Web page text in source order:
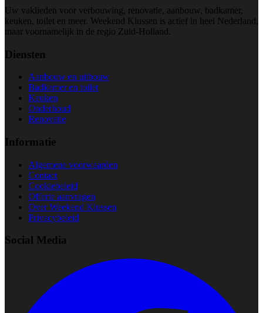
Uw vaklieden voor verbouwing, renovatie, aanbouw, badkamer,
keuken, toilet en meer. Weekend Klussen is actief in heel Nederland,
maar voornamelijk in de regio Zuid-Holland.
Diensten
Aanbouw en uitbouw
Badkamer en toilet
Keuken
Onderhoud
Renovatie
Informatie
Algemene voorwaarden
Contact
Cookiebeleid
Offerte aanvragen
Over Weekend Klussen
Privacybeleid
Social Media